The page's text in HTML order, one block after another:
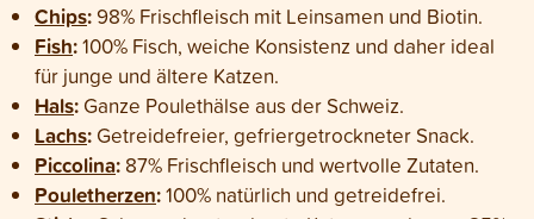
Chips:98% Frischfleisch mit Leinsamen und Biotin.
Fish:100% Fisch, weiche Konsistenz und daher ideal
für junge und ältere Katzen.
Hals: Ganze Poulethälse aus der Schweiz.
Lachs: Getreidefreier, gefriergetrockneter Snack.
Piccolina: 87% Frischfleisch und wertvolle Zutaten.
Pouletherzen:100% natürlich und getreidefrei.